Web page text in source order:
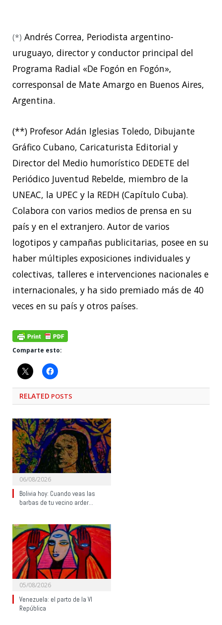
(*) Andrés Correa, Periodista argentino-
uruguayo, director y conductor principal del
Programa Radial «De Fogón en Fogón»,
corresponsal de Mate Amargo en Buenos Aires,
Argentina.
(**) Profesor Adán Iglesias Toledo, Dibujante
Gráfico Cubano, Caricaturista Editorial y
Director del Medio humorístico DEDETE del
Periódico Juventud Rebelde, miembro de la
UNEAC, la UPEC y la REDH (Capítulo Cuba).
Colabora con varios medios de prensa en su
país y en el extranjero. Autor de varios
logotipos y campañas publicitarias, posee en su
haber múltiples exposiciones individuales y
colectivas, talleres e intervenciones nacionales e
internacionales, y ha sido premiado más de 40
veces en su país y otros países.
Comparte esto:
RELATED POSTS
06/08/2026
Bolivia hoy: Cuando veas las
barbas de tu vecino arder…
05/08/2026
Venezuela: el parto de la VI
República